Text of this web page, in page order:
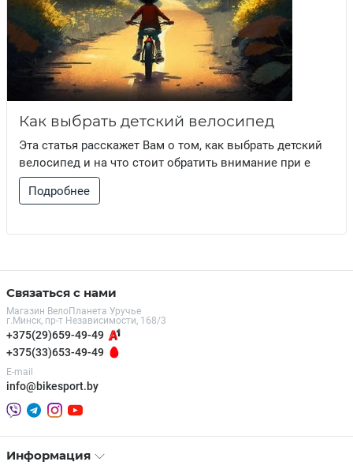
Как выбрать детский велосипед
Эта статья расскажет Вам о том, как выбрать детский
велосипед и на что стоит обратить внимание при е
Подробнее
Связаться с нами
Магазин ВелоПланета Уручье
г.Минск, пр-т Независимости, 168/3
+375(29)659-49-49
+375(33)653-49-49
E-mail
info@bikesport.by
Информация